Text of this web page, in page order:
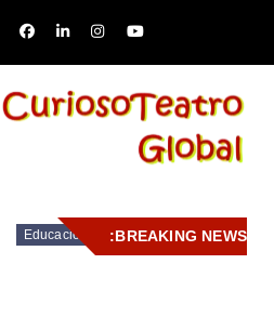
BREAKING NEWS:
Educación